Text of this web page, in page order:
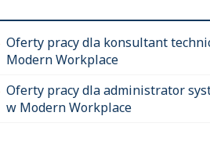
Oferty pracy dla konsultant
Modern Workplace
Oferty pracy dla administrator
w Modern Workplace